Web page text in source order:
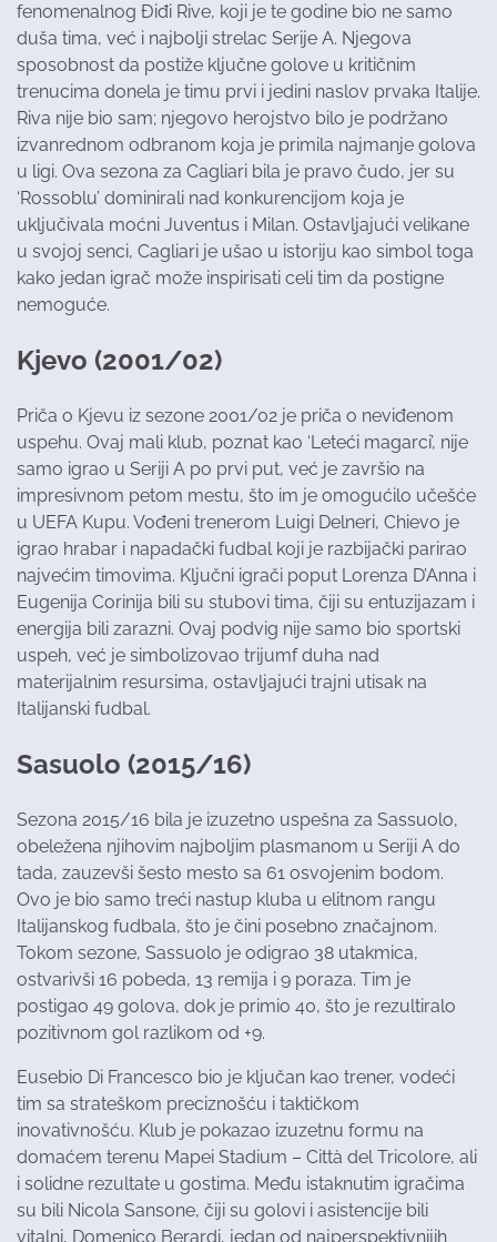
fenomenalnog Điđi Rive, koji je te godine bio ne samo
duša tima, već i najbolji strelac Serije A. Njegova
sposobnost da postiže ključne golove u kritičnim
trenucima donela je timu prvi i jedini naslov prvaka Italije.
Riva nije bio sam; njegovo herojstvo bilo je podržano
izvanrednom odbranom koja je primila najmanje golova
u ligi. Ova sezona za Cagliari bila je pravo čudo, jer su
‘Rossoblu’ dominirali nad konkurencijom koja je
uključivala moćni Juventus i Milan. Ostavljajući velikane
u svojoj senci, Cagliari je ušao u istoriju kao simbol toga
kako jedan igrač može inspirisati celi tim da postigne
nemoguće.
Kjevo (2001/02)
Priča o Kjevu iz sezone 2001/02 je priča o neviđenom
uspehu. Ovaj mali klub, poznat kao ‘Leteći magarci’, nije
samo igrao u Seriji A po prvi put, već je završio na
impresivnom petom mestu, što im je omogućilo učešće
u UEFA Kupu. Vođeni trenerom Luigi Delneri, Chievo je
igrao hrabar i napadački fudbal koji je razbijački parirao
najvećim timovima. Ključni igrači poput Lorenza D’Anna i
Eugenija Corinija bili su stubovi tima, čiji su entuzijazam i
energija bili zarazni. Ovaj podvig nije samo bio sportski
uspeh, već je simbolizovao trijumf duha nad
materijalnim resursima, ostavljajući trajni utisak na
Italijanski fudbal.
Sasuolo (2015/16)
Sezona 2015/16 bila je izuzetno uspešna za Sassuolo,
obeležena njihovim najboljim plasmanom u Seriji A do
tada, zauzevši šesto mesto sa 61 osvojenim bodom.
Ovo je bio samo treći nastup kluba u elitnom rangu
Italijanskog fudbala, što je čini posebno značajnom.
Tokom sezone, Sassuolo je odigrao 38 utakmica,
ostvarivši 16 pobeda, 13 remija i 9 poraza. Tim je
postigao 49 golova, dok je primio 40, što je rezultiralo
pozitivnom gol razlikom od +9.
Eusebio Di Francesco bio je ključan kao trener, vodeći
tim sa strateškom preciznošću i taktičkom
inovativnošću. Klub je pokazao izuzetnu formu na
domaćem terenu Mapei Stadium – Città del Tricolore, ali
i solidne rezultate u gostima. Među istaknutim igračima
su bili Nicola Sansone, čiji su golovi i asistencije bili
vitalni, Domenico Berardi, jedan od najperspektivnijih